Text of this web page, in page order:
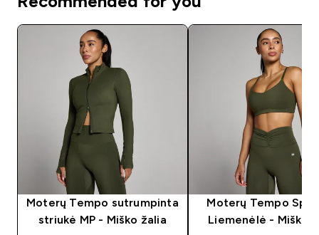
Moterų Tempo sutrumpinta
striukė MP - Miško žalia
Moterų Tempo
Liemenėlė - Miško